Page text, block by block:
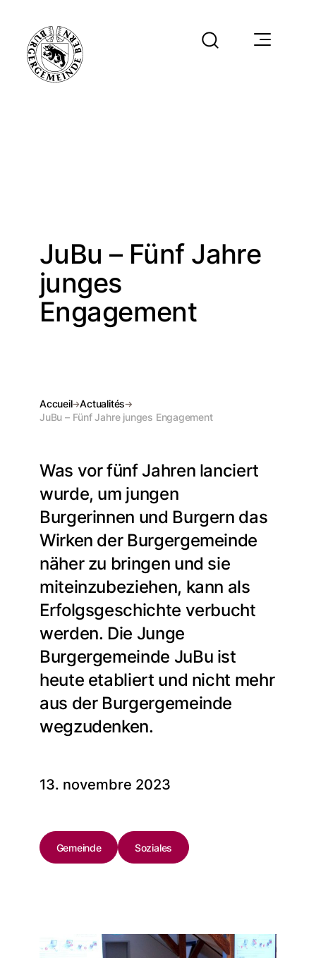
JuBu – Fünf Jahre
junges
Engagement
Accueil
Actualités
JuBu – Fünf Jahre junges Engagement
Was vor fünf Jahren lanciert
wurde, um jungen
Burgerinnen und Burgern das
Wirken der Burgergemeinde
näher zu bringen und sie
miteinzubeziehen, kann als
Erfolgsgeschichte verbucht
werden. Die Junge
Burgergemeinde JuBu ist
heute etabliert und nicht mehr
aus der Burgergemeinde
wegzudenken.
13. novembre 2023
Gemeinde Soziales